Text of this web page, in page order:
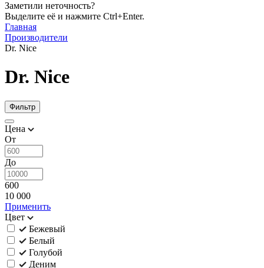
Заметили неточность?
Выделите её и нажмите Ctrl+Enter.
Главная
Производители
Dr. Nice
Dr. Nice
Фильтр
Цена
От
До
600
10 000
Применить
Цвет
Бежевый
Белый
Голубой
Деним